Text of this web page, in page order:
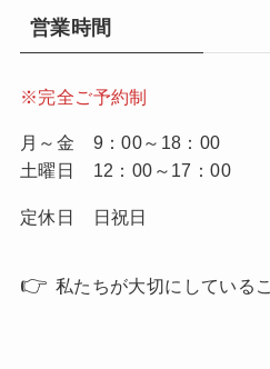
営業時間
※完全ご予約制
月～金 9：00～18：00
土曜日 12：00～17：00
定休日 日祝日
👉 私たちが大切にしている